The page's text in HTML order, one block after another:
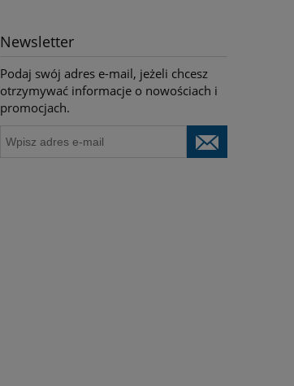
Newsletter
Podaj swój adres e-mail, jeżeli chcesz
otrzymywać informacje o nowościach i
promocjach.